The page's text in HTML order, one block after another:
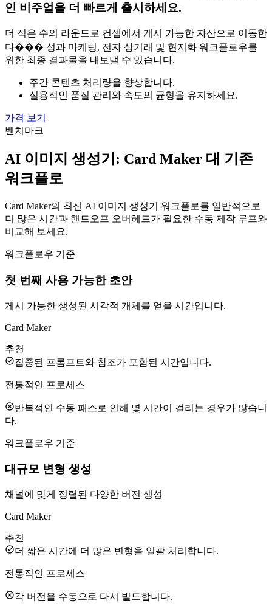
인 비주얼을 더 빠르게 출시하세요.
더 적은 수의 라운드로 컨셉에서 게시 가능한 자산으로 이동한
다��� 성과 마케팅, 전자 상거래 및 현지화 워크플로우를
위한 최종 결과물을 내보낼 수 있습니다.
주간 콘텐츠 처리량을 향상합니다.
실용적인 품질 관리와 속도의 균형을 유지하세요.
가격 보기
벤치마크
AI 이미지 생성기: Card Maker 대 기존
워크플로
Card Maker의 최신 AI 이미지 생성기 워크플로를 일반적으로
더 많은 시간과 핸드오프 오버헤드가 필요한 수동 제작 루프와
비교해 보세요.
워크플로우 기준
첫 번째 사용 가능한 초안
게시 가능한 생성된 시각적 개체를 얻을 시간입니다.
Card Maker
추천
집중된 프롬프트와 참조가 포함된 시간입니다.
전통적인 프로세스
반복적인 수동 패스로 인해 몇 시간이 걸리는 경우가 많습니
다.
워크플로우 기준
대규모 변형 생성
채널에 맞게 정렬된 다양한 버전 생성
Card Maker
추천
더 짧은 시간에 더 많은 변형을 일괄 처리합니다.
전통적인 프로세스
각 버전을 수동으로 다시 빌드합니다.